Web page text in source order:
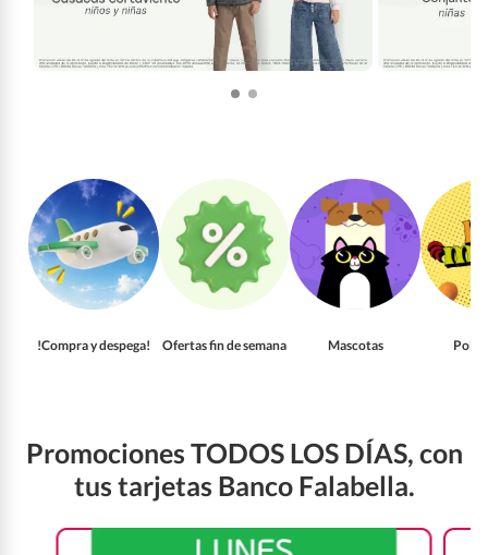
!Compra y despega! Ofertas fin de semana Mascotas
Promociones TODOS LOS DÍAS, con
tus tarjetas Banco Falabella.